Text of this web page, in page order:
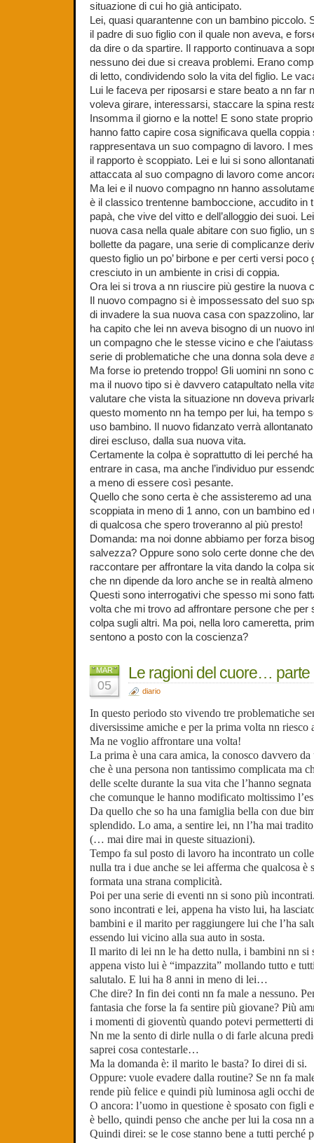
situazione di cui ho già anticipato.
Lei, quasi quarantenne con un bambino piccolo.
il padre di suo figlio con il quale non aveva, e
da dire o da spartire. Il rapporto continuava a
nessuno dei due si creava problemi. Erano
di letto, condividendo solo la vita del figlio. Le
Lui le faceva per riposarsi e stare beato a nn far
voleva girare, interessarsi, staccare la spina
Insomma il giorno e la notte! E sono state
hanno fatto capire cosa significava quella
rappresentava un suo compagno di lavoro. I
il rapporto è scoppiato. Lei e lui si sono
attaccata al suo compagno di lavoro come
Ma lei e il nuovo compagno nn hanno
è il classico trentenne bamboccione, accudito in
papà, che vive del vitto e dell’alloggio dei suoi.
nuova casa nella quale abitare con suo figlio, un
bollette da pagare, una serie di complicanze
questo figlio un po’ birbone e per certi versi poco
cresciuto in un ambiente in crisi di coppia.
Ora lei si trova a nn riuscire più gestire la nuova
Il nuovo compagno si è impossessato del suo
di invadere la sua nuova casa con spazzolino,
ha capito che lei nn aveva bisogno di un nuovo
un compagno che le stesse vicino e che
serie di problematiche che una donna sola deve
Ma forse io pretendo troppo! Gli uomini nn sono
ma il nuovo tipo si è davvero catapultato nella
valutare che vista la situazione nn doveva
questo momento nn ha tempo per lui, ha tempo
uso bambino. Il nuovo fidanzato verrà
direi escluso, dalla sua nuova vita.
Certamente la colpa è soprattutto di lei perché
entrare in casa, ma anche l’individuo pur
a meno di essere così pesante.
Quello che sono certa è che assisteremo ad
scoppiata in meno di 1 anno, con un bambino
di qualcosa che spero troveranno al più presto!
Domanda: ma noi donne abbiamo per forza
salvezza? Oppure sono solo certe donne che
raccontare per affrontare la vita dando la colpa
che nn dipende da loro anche se in realtà
Questi sono interrogativi che spesso mi sono
volta che mi trovo ad affrontare persone che per
colpa sugli altri. Ma poi, nella loro cameretta,
sentono a posto con la coscienza?
MAR
05
Le ragioni del cuore… parte
diario
In questo periodo sto vivendo tre problematiche
diversissime amiche e per la prima volta nn
Ma ne voglio affrontare una volta!
La prima è una cara amica, la conosco davvero
che è una persona non tantissimo complicata ma
delle scelte durante la sua vita che l’hanno
che comunque le hanno modificato moltissimo
Da quello che so ha una famiglia bella con due
splendido. Lo ama, a sentire lei, nn l’ha mai
(… mai dire mai in queste situazioni).
Tempo fa sul posto di lavoro ha incontrato un
nulla tra i due anche se lei afferma che qualcosa è
formata una strana complicità.
Poi per una serie di eventi nn si sono più
sono incontrati e lei, appena ha visto lui, ha
bambini e il marito per raggiungere lui che l’ha
essendo lui vicino alla sua auto in sosta.
Il marito di lei nn le ha detto nulla, i bambini nn si
appena visto lui è “impazzita” mollando tutto e
salutalo. E lui ha 8 anni in meno di lei…
Che dire? In fin dei conti nn fa male a nessuno.
fantasia che forse la fa sentire più giovane? Più
i momenti di gioventù quando potevi permetterti
Nn me la sento di dirle nulla o di farle alcuna
saprei cosa contestarle…
Ma la domanda è: il marito le basta? Io direi di si.
Oppure: vuole evadere dalla routine? Se nn fa
rende più felice e quindi più luminosa agli occhi
O ancora: l’uomo in questione è sposato con figli
è bello, quindi penso che anche per lui la cosa nn
Quindi direi: se le cose stanno bene a tutti perché